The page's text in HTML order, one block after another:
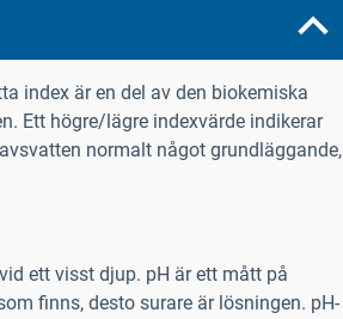
index är en del av den biokemiska
Ett högre/lägre indexvärde indikerar
normalt något grundläggande,
ett visst djup. pH är ett mått på
finns, desto surare är lösningen. pH-